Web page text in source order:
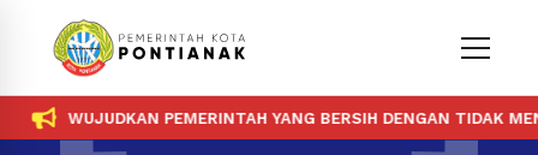
WUJUDKAN PEMERINTAH YANG BERSIH DENGAN TIDAK